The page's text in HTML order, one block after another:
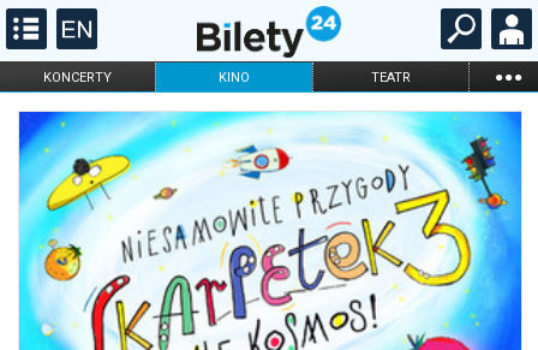
KONCERTY KINO TEATR ...
FILHARMONIA OPERA I BALET
STAND-UP
DLA DZIECI
ONLINE KARNETY